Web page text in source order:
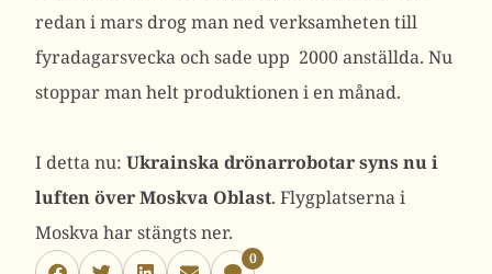
redan i mars drog man ned verksamheten till
fyradagarsvecka och sade upp 2000 anställda. Nu
stoppar man helt produktionen i en månad.
I detta nu: Ukrainska drönarrobotar syns nu i
luften över Moskva Oblast. Flygplatserna i
Moskva har stängts ner.
0